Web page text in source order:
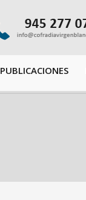
PUBLICACIONES